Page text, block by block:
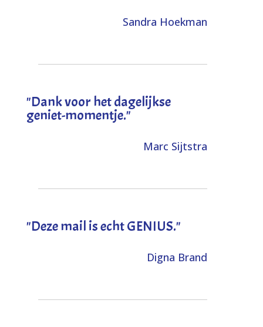
Sandra Hoekman
"Dank voor het dagelijkse
geniet-momentje."
Marc Sijtstra
"Deze mail is echt GENIUS."
Digna Brand